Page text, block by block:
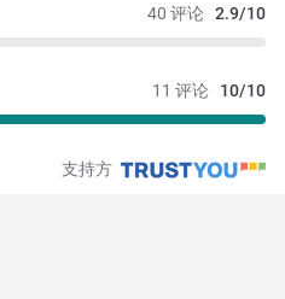
40 评论 2.9/10
11 评论 10/10
支持方